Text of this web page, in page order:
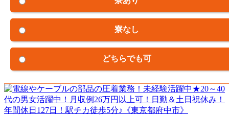
寮なし
どちらでも可